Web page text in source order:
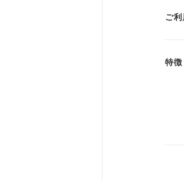
ご
特徴